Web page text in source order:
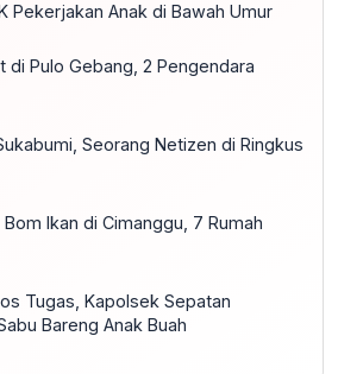
Pekerjakan Anak di Bawah Umur
di Pulo Gebang, 2 Pengendara
Seorang Netizen di Ringkus
Ikan di Cimanggu, 7 Rumah
Tugas, Kapolsek Sepatan
Bareng Anak Buah